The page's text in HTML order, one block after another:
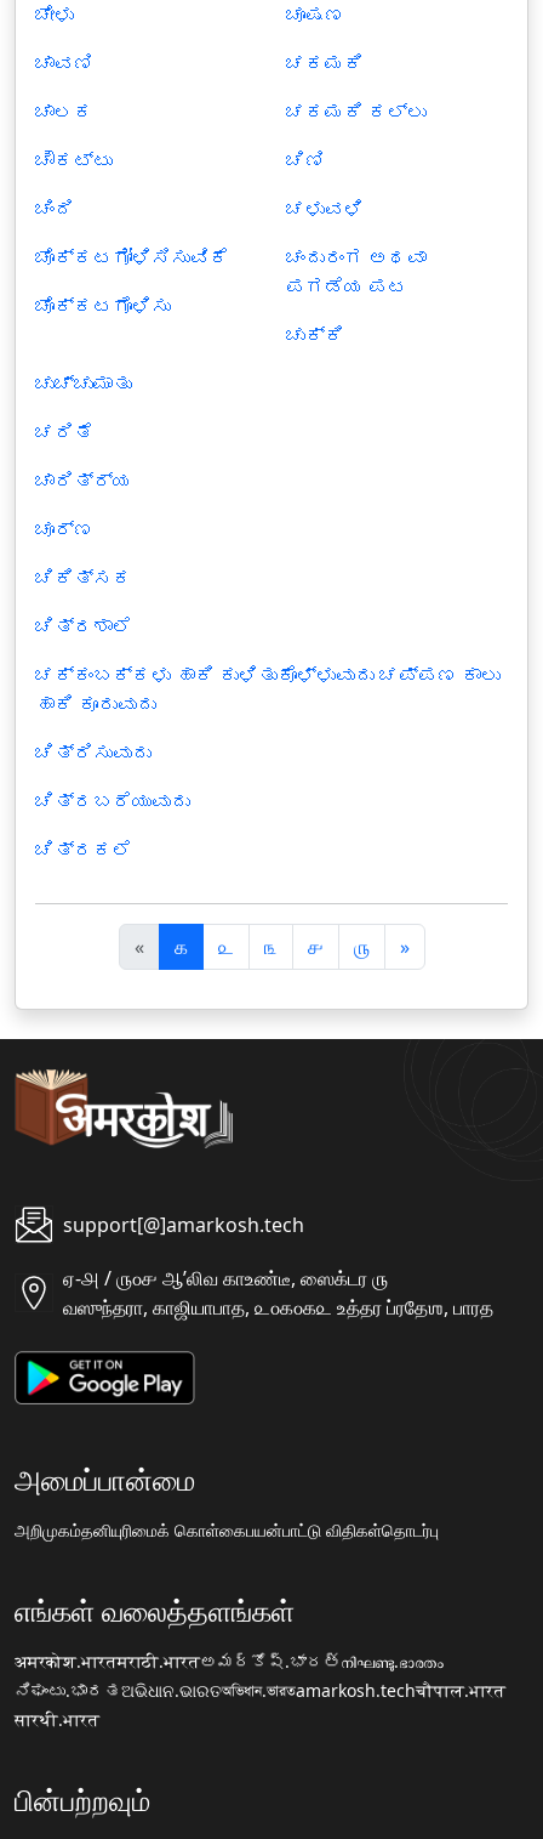
ಚೇಳು
ಚಾವಣಿ
ಚಾಲಕ
ಚೌಕಟ್ಟು
ಚಿಂದಿ
ಚೊಕ್ಕಟಗೋಳಿಸಿಸುವಿಕೆ
ಚೊಕ್ಕಟಗೊಳಿಸು
ಚೂಷಣ
ಚಕಮಕಿ
ಚಕಮಕಿ ಕಲ್ಲು
ಚಿಣಿ
ಚಳುವಳಿ
ಚಂದುರಂಗ ಅಥವಾ
ಪಗಡೆಯ ಪಟ
ಚುಕ್ಕಿ
ಚುಚ್ಚುಮಾತು
ಚರಿತೆ
ಚಾರಿತ್ರ್ಯ
ಚೂರ್ಣ
ಚಿಕಿತ್ಸಕ
ಚಿತ್ರಶಾಲೆ
ಚಕ್ಕಂಬಕ್ಕಳು ಹಾಕಿ ಕುಳಿತುಕೊಳ್ಳುವುದು ಚಪ್ಪಣ ಕಾಲು
ಹಾಕಿ ಕೂರುವುದು
ಚಿತ್ರಿಸುವುದು
ಚಿತ್ರಬರೆಯುವುದು
ಚಿತ್ರಕಲೆ
«पि
छ
ला
௧ ௨ ௩ ௪ ௫ »अ
ग
ला
support[@]amarkosh.tech
ஏ-௮ / ௫௦௪ ஆʼலிவ காஉண்டீ, ஸைக்டர ௫
வஸுந்தரா, காஜியாபாத, ௨௦௧௦௧௨ உத்தர ப்ரதேஶ, பாரத
அமைப்பான்மை
அறிமுகம்தனியுரிமைக் கொள்கைபயன்பாட்டு விதிகள்தொடர்பு
எங்கள் வலைத்தளங்கள்
अमरकोश.भारतमराठी.भारतఅమర్కోష్.భారత్നിഘണ്ടു.ഭാരതം
ನಿಘಂಟು.ಭಾರತଅଭିଧାନ.ଭାରତঅভিধান.ভারতamarkosh.techचौपाल.भारत
सारथी.भारत
பின்பற்றவும்